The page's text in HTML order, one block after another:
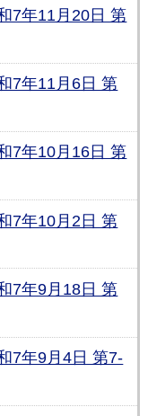
7年11月20日 第
7年11月6日 第
7年10月16日 第
7年10月2日 第
7年9月18日 第
7年9月4日 第7-